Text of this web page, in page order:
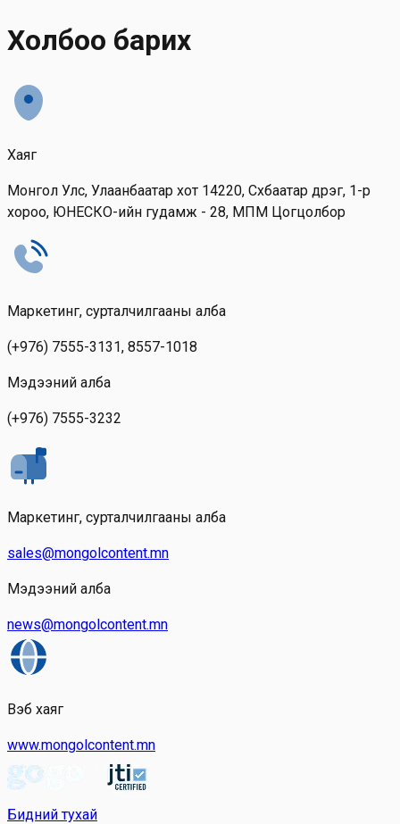
Skip to main content
Холбоо барих
Хаяг
Монгол Улс, Улаанбаатар хот 14220, Сүхбаатар дүүрэг, 1-р
хороо, ЮНЕСКО-ийн гудамж - 28, МПМ Цогцолбор
Маркетинг, сурталчилгааны алба
(+976) 7555-3131, 8557-1018
Мэдээний алба
(+976) 7555-3232
Маркетинг, сурталчилгааны алба
sales@mongolcontent.mn
Мэдээний алба
news@mongolcontent.mn
Вэб хаяг
www.mongolcontent.mn
Бидний тухай